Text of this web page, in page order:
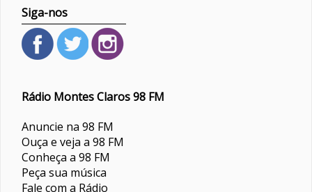
Siga-nos
Rádio Montes Claros 98 FM
Anuncie na 98 FM
Ouça e veja a 98 FM
Conheça a 98 FM
Peça sua música
Fale com a Rádio